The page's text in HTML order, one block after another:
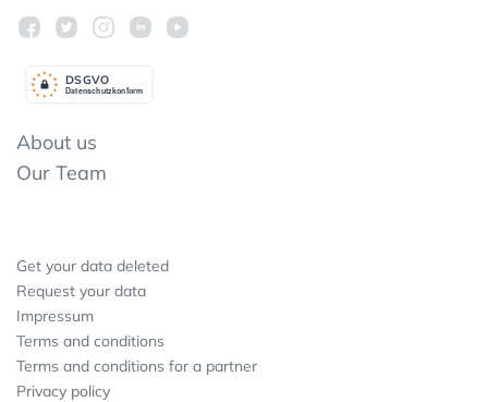
Datenschutzkonform
DSGVO
About us
Our Team
Get your data deleted
Request your data
Impressum
Terms and conditions
Terms and conditions for a partner
Privacy policy